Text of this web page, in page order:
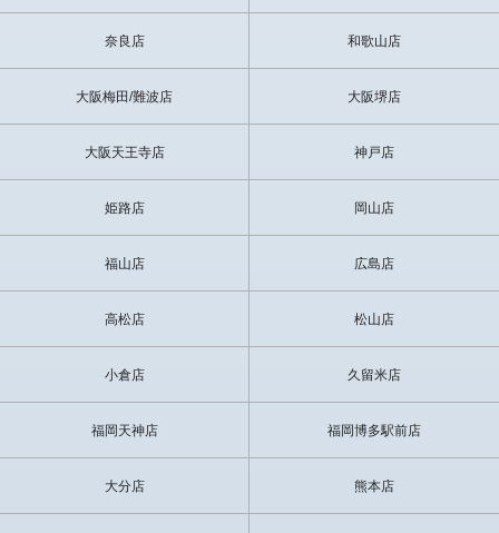
奈良店 和歌山店
大阪梅田/難波店 大阪堺店
大阪天王寺店 神戸店
姫路店 岡山店
福山店 広島店
高松店 松山店
小倉店 久留米店
福岡天神店 福岡博多駅前店
大分店 熊本店